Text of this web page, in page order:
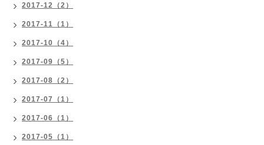
2017-12（2）
2017-11（1）
2017-10（4）
2017-09（5）
2017-08（2）
2017-07（1）
2017-06（1）
2017-05（1）